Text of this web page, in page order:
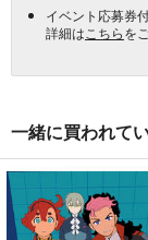
イベント応募券
詳細は こちらを
一緒に買われて